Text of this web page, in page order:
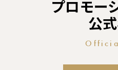
プロモー
公式